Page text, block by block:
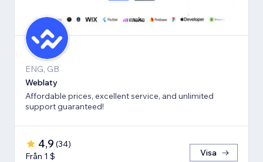
ENG, GB
Weblaty
Affordable prices, excellent service, and unlimited
support guaranteed!
4,9 (34)
Från 1 $
Visa